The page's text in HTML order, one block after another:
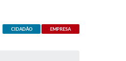
CIDADÃO EMPRESA